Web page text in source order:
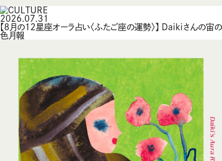
2026.07.31
【8月の12星座オーラ占い〈ふたご座の運勢〉】 Daikiさんの宙の
色月報